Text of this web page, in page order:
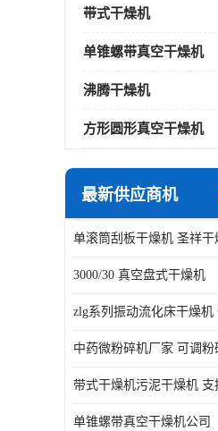
带式干燥机
单锥螺带真空干燥机
沸腾干燥机
方形圆形真空干燥机
最新供应商机
3000/30 真空盘式干燥机
单锥螺带真空干燥机公司